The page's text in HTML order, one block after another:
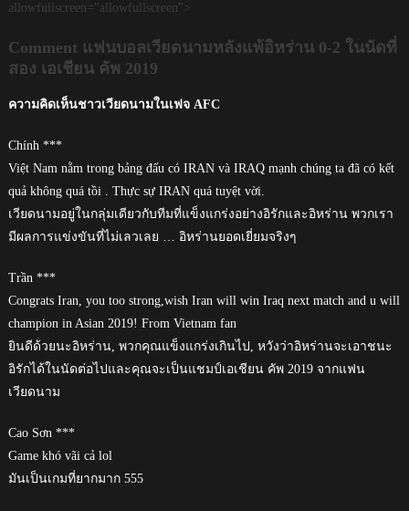
allowfullscreen="allowfullscreen">
Comment แฟนบอลเวียดนามหลังแพ้อิหร่าน 0-2 ในนัดที่
สอง เอเชียน คัพ 2019
ความคิดเห็นชาวเวียดนามในเฟจ AFC
Chính ***
Việt Nam nằm trong bảng đấu có IRAN và IRAQ mạnh chúng ta đã có kết
quả không quá tồi . Thực sự IRAN quá tuyệt vời.
เวียดนามอยู่ในกลุ่มเดียวกับทีมที่แข็งแกร่งอย่างอิรักและอิหร่าน พวกเรา
มีผลการแข่งขันที่ไม่เลวเลย … อิหร่านยอดเยี่ยมจริงๆ
Trần ***
Congrats Iran, you too strong,wish Iran will win Iraq next match and u will
champion in Asian 2019! From Vietnam fan
ยินดีด้วยนะอิหร่าน, พวกคุณแข็งแกร่งเกินไป, หวังว่าอิหร่านจะเอาชนะ
อิรักได้ในนัดต่อไปและคุณจะเป็นแชมป์เอเชียน คัพ 2019 จากแฟน
เวียดนาม
Cao Sơn ***
Game khó vãi cả lol
มันเป็นเกมที่ยากมาก 555